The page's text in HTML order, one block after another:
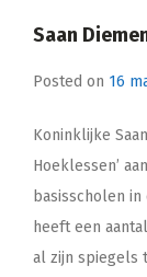
Saan
Posted on 16
Koninklijke
Hoeklessen’
basisscholen
heeft een
al zijn spiegels